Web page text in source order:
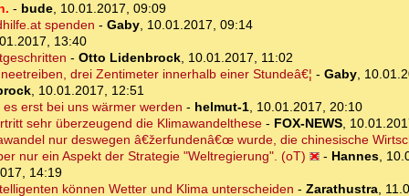
- bude, 10.01.2017, 09:09
spenden - Gaby, 10.01.2017, 09:14
13:40
- Otto Lidenbrock, 10.01.2017, 11:02
drei Zentimeter innerhalb einer Stundeâ€¦ - Gaby,
, 10.01.2017, 12:51
erst bei uns wärmer werden - helmut-1, 10.01.2017, 20:10
sehr überzeugend die Klimawandelthese- FOX-NEWS,
nur deswegen â€žerfundenâ€œ wurde, die chinesische
nur ein Aspekt der Strategie "Weltregierung". (oT)
- Hannes,
14:19
können Wetter und Klima unterscheiden - Zarathustra,